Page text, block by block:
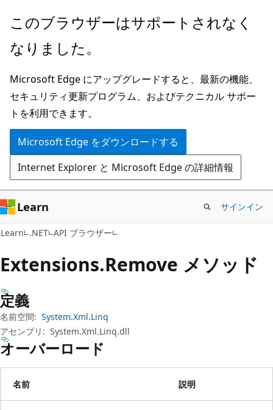
メ
ン
ン
テ
ン
ツ
に
ス
キ
ッ
プ
ペ
ジ
ナ
ビ
ゲ
ー
シ
ョ
ン
に
ス
キ
プ
このブラウザーはサポートされなく
なりました。
Microsoft Edge にアップグレードすると、最新の機能、
セキュリティ更新プログラム、およびテクニカル サポー
トを利用できます。
Microsoft Edge をダウンロードする
Internet Explorer と Microsoft Edge の詳細情報
Learn サインイン
Learn .NET API ブラウザー
Extensions.Remove メソッド
定義
名前空間: System.Xml.Linq
アセンブリ: System.Xml.Linq.dll
オーバーロード
名前 説明